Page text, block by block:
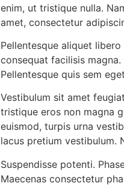
enim, ut tristique nulla.
amet, consectetur
Pellentesque aliquet
consequat facilisis
Pellentesque quis sem
Vestibulum sit amet
tristique eros non magna
euismod, turpis urna
lacus pretium vestibulum.
Suspendisse potenti.
Maecenas consectetur